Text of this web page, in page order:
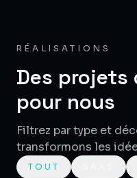
RÉALISATIONS
Des
pour nous
Filtrez par type et
transformons les
TOUT